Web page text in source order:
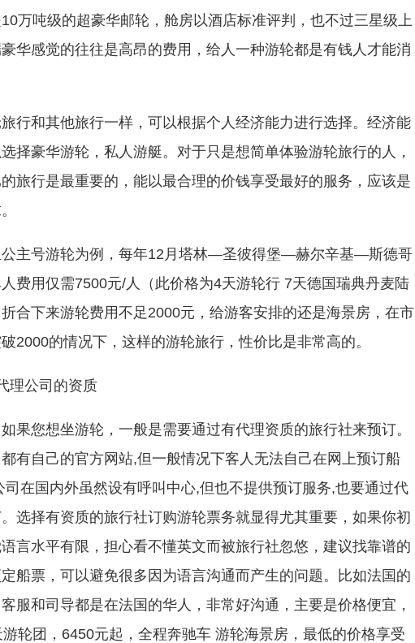
万吨级的超豪华邮轮，舱房以酒店标准评判，也不过三星级上
华感觉的往往是高昂的费用，给人一种游轮都是有钱人才能消
行和其他旅行一样，可以根据个人经济能力进行选择。经济能
择豪华游轮，私人游艇。对于只是想简单体验游轮旅行的人，
旅行是最重要的，能以最合理的价钱享受最好的服务，应该是
公主号游轮为例，每年12月塔林—圣彼得堡—赫尔辛基—斯德哥
费用仅需7500元/人（此价格为4天游轮行 7天德国瑞典丹麦陆
合下来游轮费用不足2000元，给游客安排的还是海景房，在市
2000的情况下，这样的游轮旅行，性价比是非常高的。
理公司的资质
果您想坐游轮，一般是需要通过有代理资质的旅行社来预订。
有自己的官方网站,但一般情况下客人无法自己在网上预订船
司在国内外虽然设有呼叫中心,但也不提供预订服务,也要通过代
选择有资质的旅行社订购游轮票务就显得尤其重要，如果你初
言水平有限，担心看不懂英文而被旅行社忽悠，建议找靠谱的
船票，可以避免很多因为语言沟通而产生的问题。比如法国的
服和司导都是在法国的华人，非常好沟通，主要是价格便宜，
轮团，6450元起，全程奔驰车 游轮海景房，最低的价格享受